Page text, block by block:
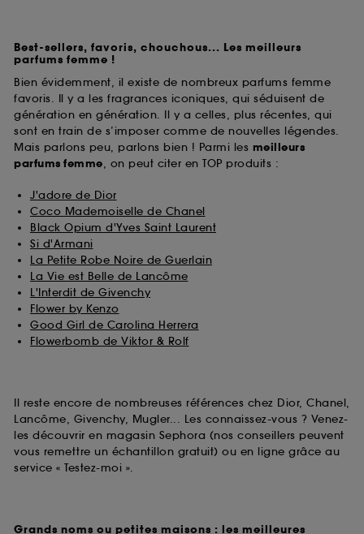
Best-sellers, favoris, chouchous... Les meilleurs
parfums femme !
Bien évidemment, il existe de nombreux parfums femme
favoris. Il y a les fragrances iconiques, qui séduisent de
génération en génération. Il y a celles, plus récentes, qui
sont en train de s’imposer comme de nouvelles légendes.
Mais parlons peu, parlons bien ! Parmi les meilleurs
parfums femme, on peut citer en TOP produits :
J'adore de Dior
Coco Mademoiselle de Chanel
Black Opium d'Yves Saint Laurent
Si d'Armani
La Petite Robe Noire de Guerlain
La Vie est Belle de Lancôme
L'Interdit de Givenchy
Flower by Kenzo
Good Girl de Carolina Herrera
Flowerbomb de Viktor & Rolf
Il reste encore de nombreuses références chez Dior, Chanel,
Lancôme, Givenchy, Mugler... Les connaissez-vous ? Venez-
les découvrir en magasin Sephora (nos conseillers peuvent
vous remettre un échantillon gratuit) ou en ligne grâce au
service « Testez-moi ».
Grands noms ou petites maisons : les meilleures